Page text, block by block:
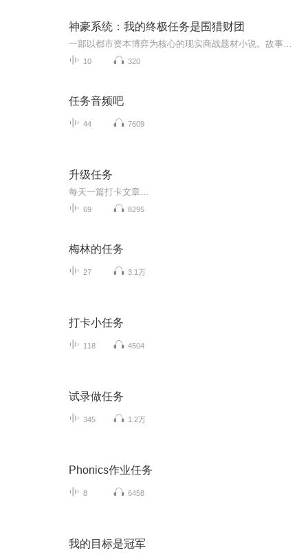
神豪系统：我的终极任务是围猎财团
10 320
任务音频吧
44 7609
升级任务
每天一篇打卡文章...
69 8295
梅林的任务
27 3.1万
打卡小任务
118 4504
试录做任务
345 1.2万
Phonics作业任务
8 6458
我的目标是冠军